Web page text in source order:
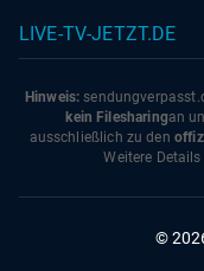
LIVE-TV-JETZT.DE
Hinweis: sendungverpasst.
kein Filesharingan
ausschließlich zu den
Weitere
©